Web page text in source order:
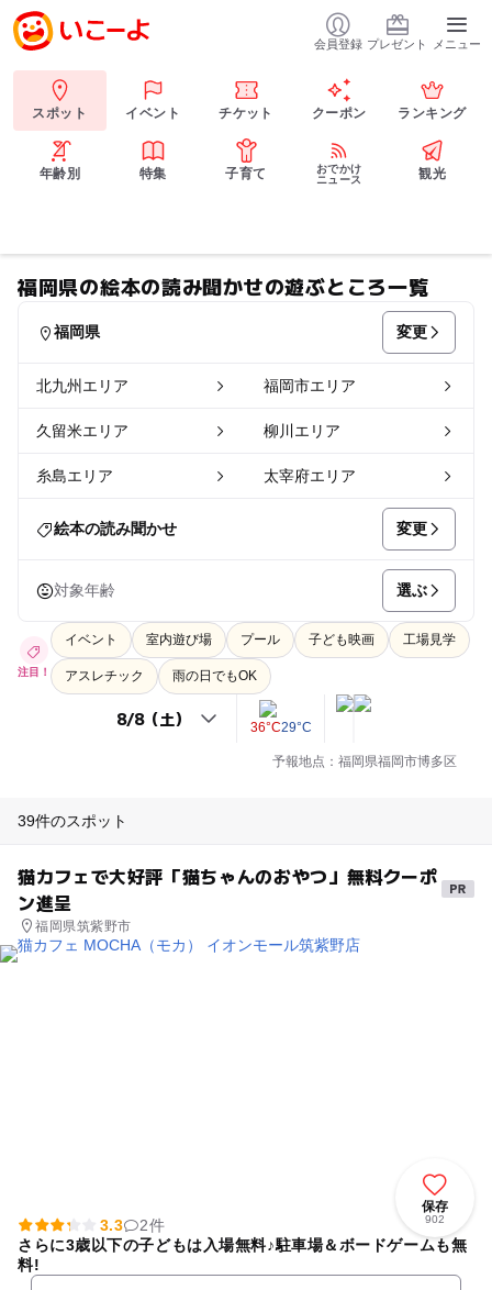
会員登録 プレゼント メニュー
スポット イベント チケット クーポン ランキング
年齢別 特集 子育て
おでかけ
ニュース
観光
福岡県の絵本の読み聞かせの遊ぶところ一覧
福岡県 変更
北九州エリア 福岡市エリア
久留米エリア 柳川エリア
糸島エリア 太宰府エリア
絵本の読み聞かせ 変更
対象年齢 選ぶ
注目！
イベント 室内遊び場 プール 子ども映画 工場見学
アスレチック 雨の日でもOK
36°C29°C
予報地点：福岡県福岡市博多区
39件のスポット
猫カフェで大好評「猫ちゃんのおやつ」無料クーポ
ン進呈
福岡県筑紫野市
保存
902
3.3
2件
さらに3歳以下の子どもは入場無料♪駐車場＆ボードゲームも無
料!